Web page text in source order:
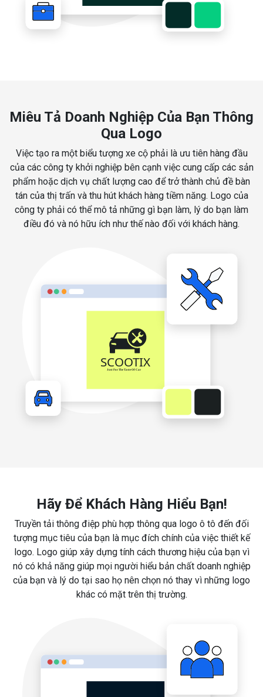
Miêu Tả Doanh Nghiệp Của Bạn Thông
Qua Logo
Việc tạo ra một biểu tượng xe cộ phải là ưu tiên hàng đầu
của các công ty khởi nghiệp bên cạnh việc cung cấp các sản
phẩm hoặc dịch vụ chất lượng cao để trở thành chủ đề bàn
tán của thị trấn và thu hút khách hàng tiềm năng. Logo của
công ty phải có thể mô tả những gì bạn làm, lý do bạn làm
điều đó và nó hữu ích như thế nào đối với khách hàng.
Hãy Để Khách Hàng Hiểu Bạn!
Truyền tải thông điệp phù hợp thông qua logo ô tô đến đối
tượng mục tiêu của bạn là mục đích chính của việc thiết kế
logo. Logo giúp xây dựng tính cách thương hiệu của bạn vì
nó có khả năng giúp mọi người hiểu bản chất doanh nghiệp
của bạn và lý do tại sao họ nên chọn nó thay vì những logo
khác có mặt trên thị trường.